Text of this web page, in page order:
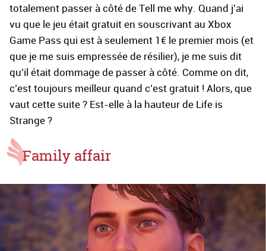
totalement passer à côté de Tell me why. Quand j’ai
vu que le jeu était gratuit en souscrivant au Xbox
Game Pass qui est à seulement 1€ le premier mois (et
que je me suis empressée de résilier), je me suis dit
qu’il était dommage de passer à côté. Comme on dit,
c’est toujours meilleur quand c’est gratuit ! Alors, que
vaut cette suite ? Est-elle à la hauteur de Life is
Strange ?
Family affair